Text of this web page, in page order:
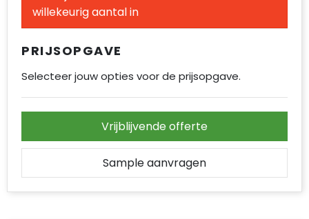
willekeurig aantal in
PRIJSOPGAVE
Selecteer jouw opties voor de prijsopgave.
Vrijblijvende offerte
Sample aanvragen